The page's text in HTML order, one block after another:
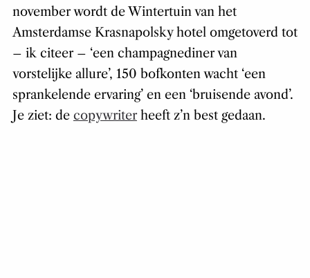
november wordt de Wintertuin van het
Amsterdamse Krasnapolsky hotel omgetoverd tot
– ik citeer – ‘een champagnediner van
vorstelijke allure’, 150 bofkonten wacht ‘een
sprankelende ervaring’ en een ‘bruisende avond’.
Je ziet: de copywriterheeft z’n best gedaan.